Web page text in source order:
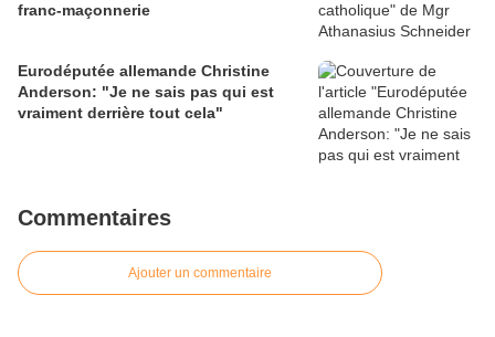
franc-maçonnerie
Eurodéputée allemande Christine
Anderson: "Je ne sais pas qui est
vraiment derrière tout cela"
Commentaires
Ajouter un commentaire